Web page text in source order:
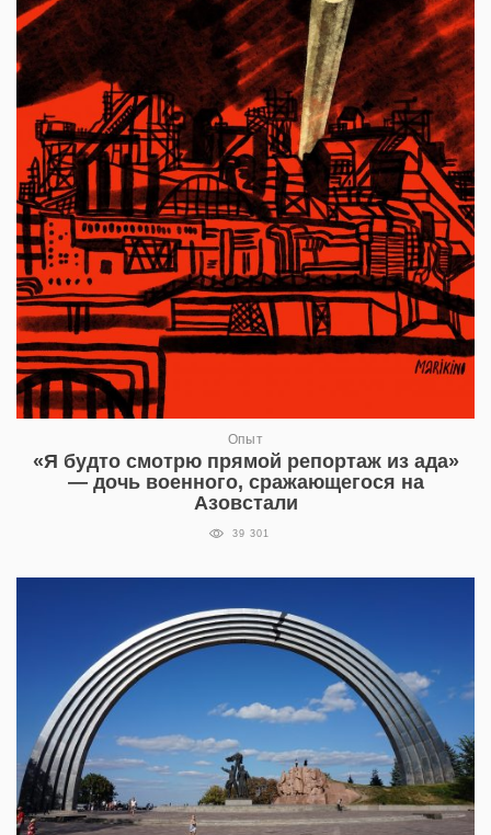
Опыт
«Я будто смотрю прямой репортаж из ада»
— дочь военного, сражающегося на
Азовстали
39 301